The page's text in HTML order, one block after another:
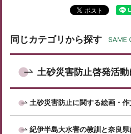
同じカテゴリから探す
土砂災害防止啓発活
土砂災害防止に関する絵画・
紀伊半島大水害の教訓と奈良